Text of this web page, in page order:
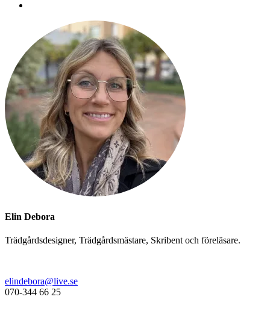
Elin Debora
Trädgårdsdesigner, Trädgårdsmästare, Skribent och föreläsare.
elindebora@live.se
070-344 66 25